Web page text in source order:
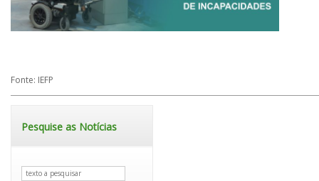
Fonte: IEFP
Pesquise as Notícias